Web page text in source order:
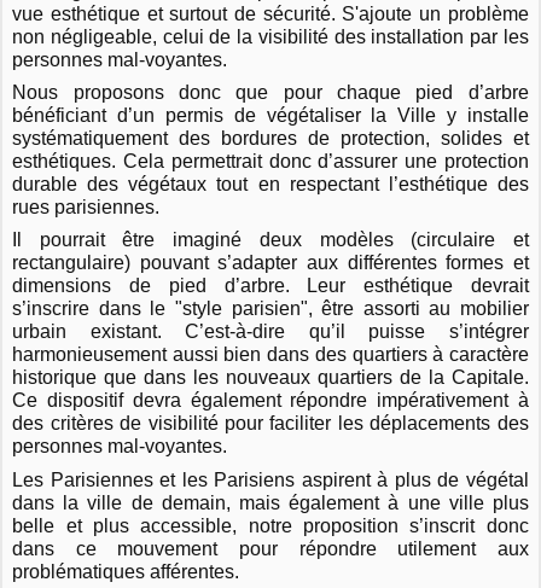
vue esthétique et surtout de sécurité. S'ajoute un problème
non négligeable, celui de la visibilité des installation par les
personnes mal-voyantes.
Nous proposons donc que pour chaque pied d’arbre
bénéficiant d’un permis de végétaliser la Ville y installe
systématiquement des bordures de protection, solides et
esthétiques. Cela permettrait donc d’assurer une protection
durable des végétaux tout en respectant l’esthétique des
rues parisiennes.
Il pourrait être imaginé deux modèles (circulaire et
rectangulaire) pouvant s’adapter aux différentes formes et
dimensions de pied d’arbre. Leur esthétique devrait
s’inscrire dans le "style parisien", être assorti au mobilier
urbain existant. C’est-à-dire qu’il puisse s’intégrer
harmonieusement aussi bien dans des quartiers à caractère
historique que dans les nouveaux quartiers de la Capitale.
Ce dispositif devra également répondre impérativement à
des critères de visibilité pour faciliter les déplacements des
personnes mal-voyantes.
Les Parisiennes et les Parisiens aspirent à plus de végétal
dans la ville de demain, mais également à une ville plus
belle et plus accessible, notre proposition s’inscrit donc
dans ce mouvement pour répondre utilement aux
problématiques afférentes.